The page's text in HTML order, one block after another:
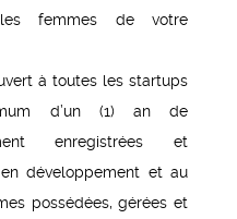
femmes de votre
à toutes les startups
d’un (1) an de
enregistrées et
développement et au
possédées, gérées et